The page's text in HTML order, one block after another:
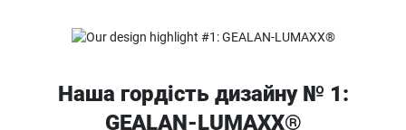
Наша гордість дизайну № 1:
GEALAN-LUMAXX®